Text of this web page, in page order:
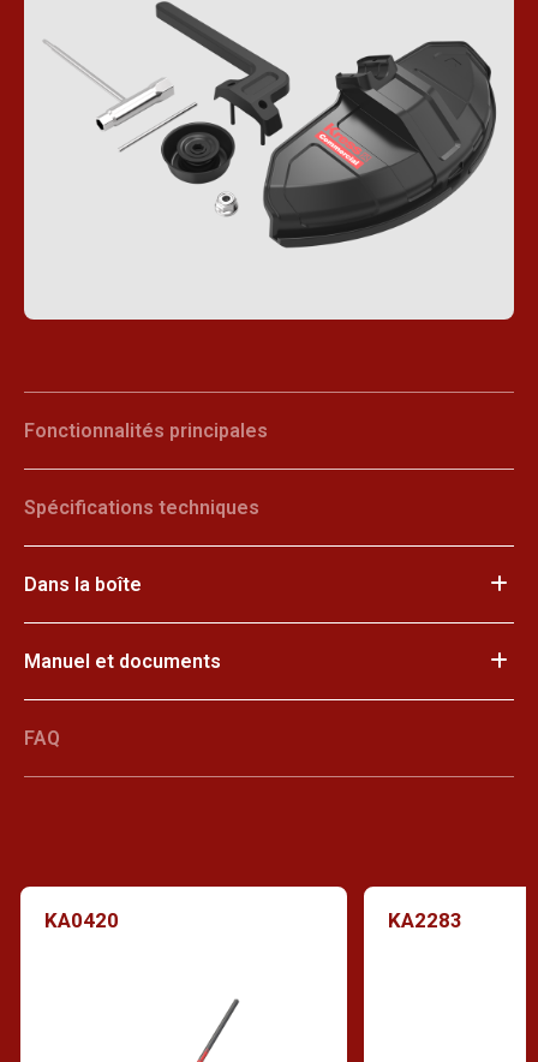
Fonctionnalités principales
Spécifications techniques
Dans la boîte
Manuel et documents
FAQ
KA0420 KA2283